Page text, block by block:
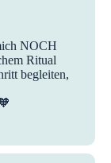
NOCH
Ritual
begleiten,